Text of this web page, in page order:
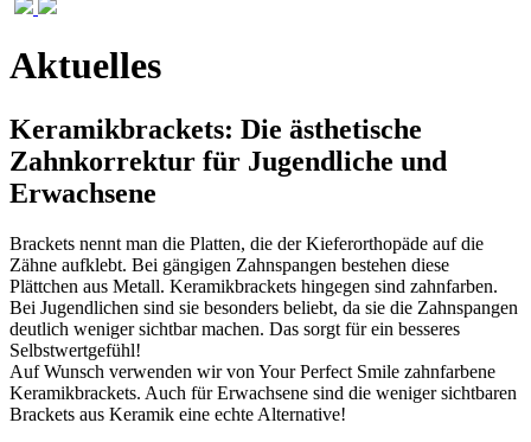
Aktuelles
Keramikbrackets: Die ästhetische
Zahnkorrektur für Jugendliche und
Erwachsene
Brackets nennt man die Platten, die der Kieferorthopäde auf die
Zähne aufklebt. Bei gängigen Zahnspangen bestehen diese
Plättchen aus Metall. Keramikbrackets hingegen sind zahnfarben.
Bei Jugendlichen sind sie besonders beliebt, da sie die Zahnspangen
deutlich weniger sichtbar machen. Das sorgt für ein besseres
Selbstwertgefühl!
Auf Wunsch verwenden wir von Your Perfect Smile zahnfarbene
Keramikbrackets. Auch für Erwachsene sind die weniger sichtbaren
Brackets aus Keramik eine echte Alternative!